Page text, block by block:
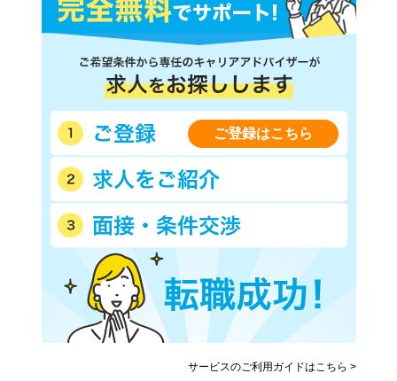
三岐鉄道北勢線
伊勢鉄道
養老鉄道養老線
ご登録はこちら
サービスのご利用ガイドはこちら >